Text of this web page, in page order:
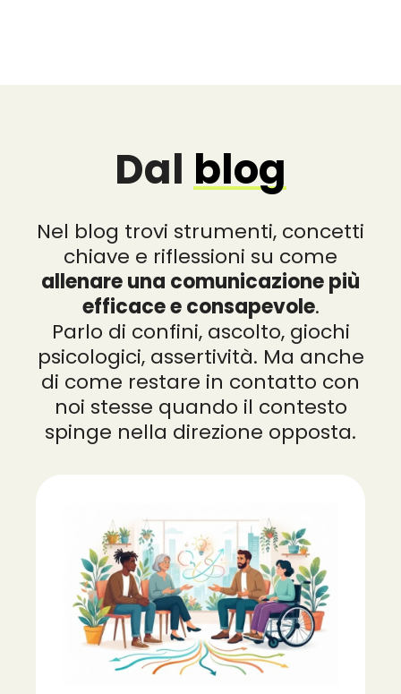
Dal blog
Nel blog trovi strumenti, concetti
chiave e riflessioni su come
allenare una comunicazione più
efficace e consapevole.
Parlo di confini, ascolto, giochi
psicologici, assertività. Ma anche
di come restare in contatto con
noi stesse quando il contesto
spinge nella direzione opposta.